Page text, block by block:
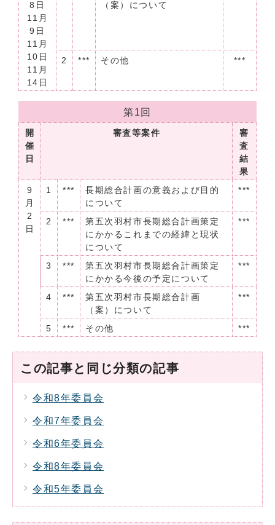
8日
11月
9日
11月
10日
11月
14日
（案）について
2 *** その他 ***
第1回
開
催
日
審査等案件
審
査
結
果
9
月
2
日
1 ***
長期総合計画の意義および目的
について
***
2 ***
第五次羽村市長期総合計画策定
にかかるこれまでの経緯と現状
について
***
3 ***
第五次羽村市長期総合計画策定
にかかる今後の予定について
***
4 ***
第五次羽村市長期総合計画
（案）について
***
5 *** その他 ***
この記事と同じ分類の記事
令和8年委員会
令和7年委員会
令和6年委員会
令和8年委員会
令和5年委員会